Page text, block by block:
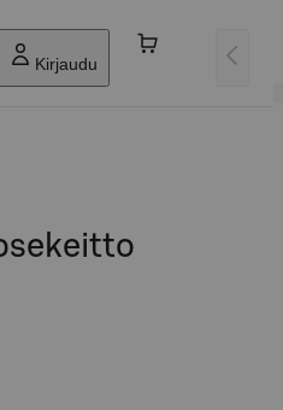
Kirjaudu